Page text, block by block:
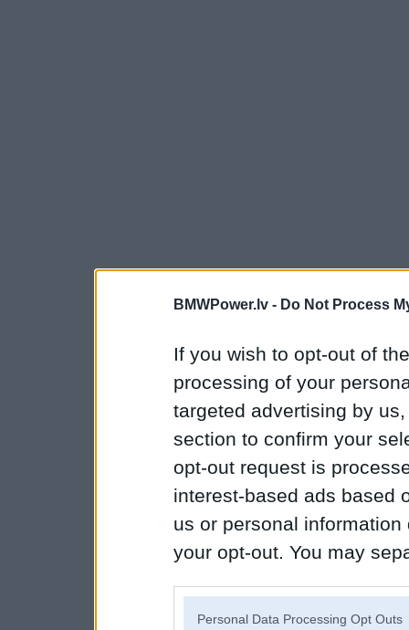
BMWPower.lv - Do Not Process
If you wish to opt-out of
processing of your
targeted advertising by
section to confirm your
opt-out request is
interest-based ads based
us or personal
your opt-out. You may
Personal Data Processing Opt Outs